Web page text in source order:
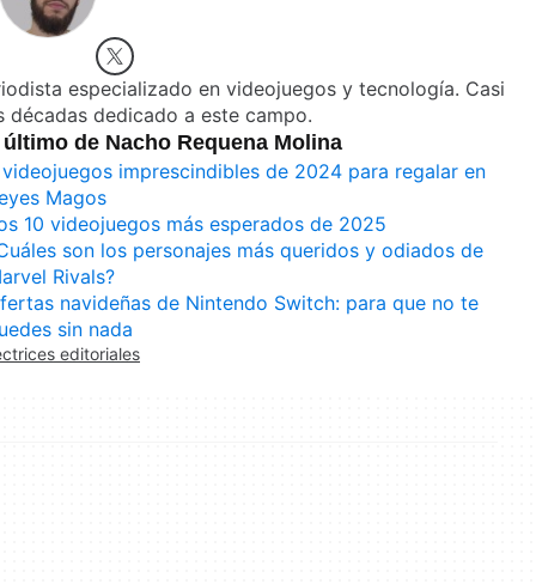
especializado en videojuegos y tecnología. Casi
décadas dedicado a este campo.
de Nacho Requena Molina
imprescindibles de 2024 para regalar en
Magos
10 videojuegos más esperados de 2025
son los personajes más queridos y odiados de
Rivals?
navideñas de Nintendo Switch: para que no te
sin nada
editoriales